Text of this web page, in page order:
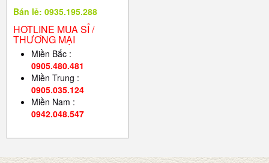
Bán lẻ: 0935.195.288
HOTLINE MUA SỈ /
THƯƠNG MẠI
Miền Bắc :
0905.480.481
Miền Trung :
0905.035.124
Miền Nam :
0942.048.547